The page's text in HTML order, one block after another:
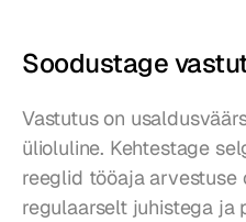
Soodustage
Vastutus on
ülioluline. Kehtestage
reeglid tööaja arvestuse
regulaarselt juhistega ja